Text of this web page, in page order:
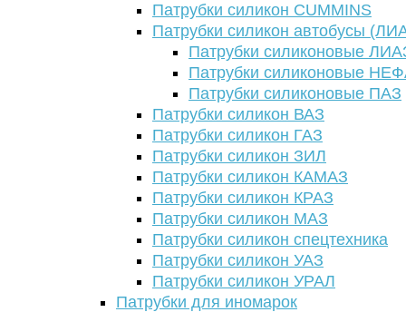
Патрубки силикон CUMMINS
Патрубки силикон автобусы
Патрубки силиконовые
Патрубки силиконовые
Патрубки силиконовые ПАЗ
Патрубки силикон ВАЗ
Патрубки силикон ГАЗ
Патрубки силикон ЗИЛ
Патрубки силикон КАМАЗ
Патрубки силикон КРАЗ
Патрубки силикон МАЗ
Патрубки силикон спецтехника
Патрубки силикон УАЗ
Патрубки силикон УРАЛ
Патрубки для иномарок